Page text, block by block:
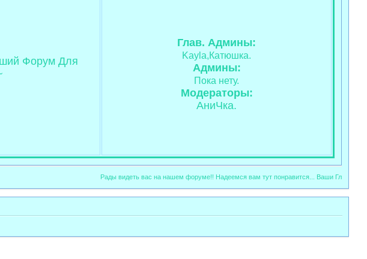
Форум Для
Глав. Админы:
Kayla,Катюшка.
Админы:
Пока нету.
Модераторы:
АниЧка.
Рады видеть вас на нашем форуме!! Надеемся вам тут понравится... Ваши Главные